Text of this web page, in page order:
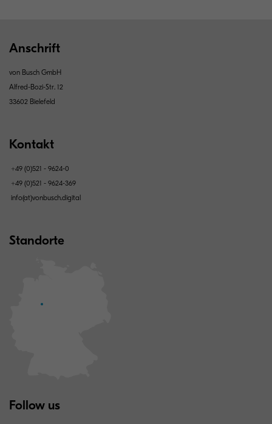
Anschrift
von Busch GmbH
Alfred-Bozi-Str. 12
33602 Bielefeld
Kontakt
+49 (0)521 - 9624-0
+49 (0)521 - 9624-369
info(at)vonbusch.digital
Standorte
Follow us